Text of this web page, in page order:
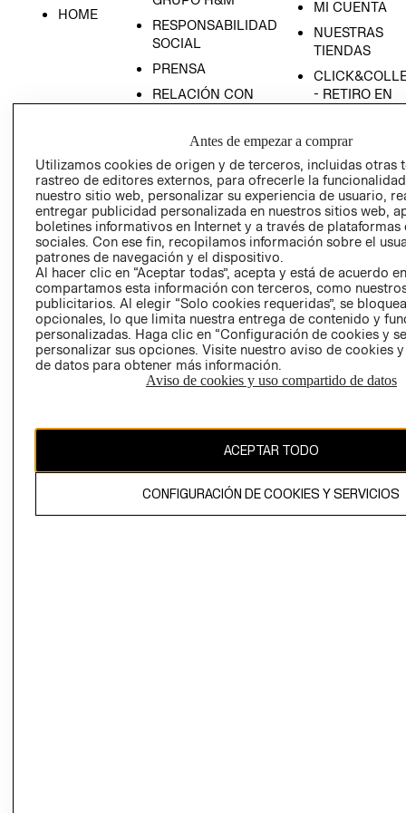
HOME
RESPONSABILIDAD
SOCIAL
PRENSA
RELACIÓN CON
POLÍTICA
MI CUENTA
NUESTRAS
TIENDAS
- RETIRO EN
TÉRMINOS Y
AVISO DE
PRIVACIDAD
GIFT CARD
AVISO DE
COOKIES
CAMBIAR REGIÓN
Antes de empezar a comprar
Utilizamos cookies de origen y de terceros, incluidas otras
rastreo de editores externos, para ofrecerle la
nuestro sitio web, personalizar su experiencia de usuario,
entregar publicidad personalizada en nuestros sitios web,
boletines informativos en Internet y a través de plataformas
sociales. Con ese fin, recopilamos información sobre el
patrones de navegación y el dispositivo.
Al hacer clic en “Aceptar todas”, acepta y está de acuerdo
compartamos esta información con terceros, como
publicitarios. Al elegir “Solo cookies requeridas”, se
opcionales, lo que limita nuestra entrega de contenido y
personalizadas. Haga clic en “Configuración de cookies y
personalizar sus opciones. Visite nuestro aviso de cookies
de datos para obtener más información.
Aviso de cookies y uso compartido de datos
ACEPTAR TODO
CONFIGURACIÓN DE COOKIES Y SERVICIOS